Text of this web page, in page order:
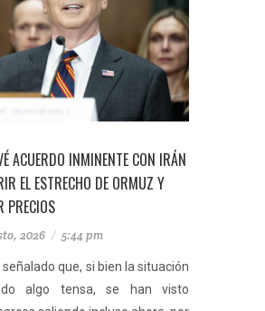
ACUERDO INMINENTE CON IRÁN
EL ESTRECHO DE ORMUZ Y
PRECIOS
2026 / 5:44 pm
señalado que, si bien la situación
algo tensa, se han visto